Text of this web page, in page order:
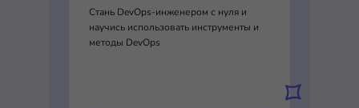
Стань DevOps-инженером с нуля и
научись использовать инструменты и
методы DevOps